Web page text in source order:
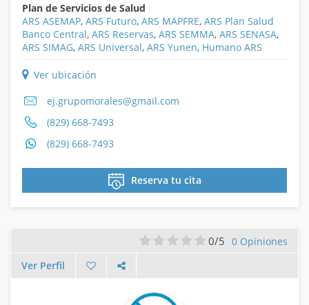
Plan de Servicios de Salud
ARS ASEMAP, ARS Futuro, ARS MAPFRE, ARS Plan Salud
Banco Central, ARS Reservas, ARS SEMMA, ARS SENASA,
ARS SIMAG, ARS Universal, ARS Yunen, Humano ARS
Ver ubicación
ej.grupomorales@gmail.com
(829) 668-7493
(829) 668-7493
Reserva tu cita
0/5 0 Opiniones
Ver Perfil